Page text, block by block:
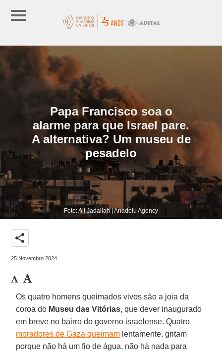
Papa Francisco soa o
alarme para que Israel pare.
A alternativa? Um museu de
pesadelo
Foto: Ali Jadallah | Anadolu Agency
share
25 Novembro 2024
Os quatro homens queimados vivos são a joia da
coroa do Museu das Vitórias, que dever inaugurado
em breve no bairro do governo israelense. Quatro
moradores de Gaza queimam lentamente, gritam
porque não há um fio de água, não há nada para